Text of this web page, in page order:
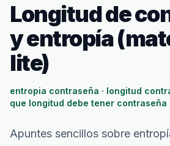
Longitud de
y entropía
lite)
entropia contraseña · longitud
que longitud debe tener contraseña
Apuntes sencillos sobre